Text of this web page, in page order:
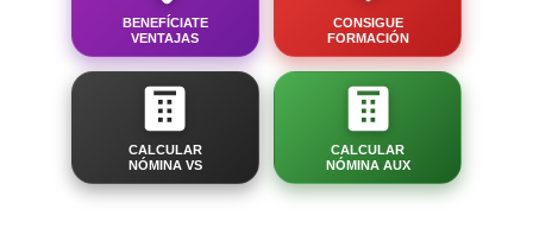
BENEFÍCIATE
VENTAJAS
CONSIGUE
FORMACIÓN
CALCULAR
NÓMINA VS
CALCULAR
NÓMINA AUX